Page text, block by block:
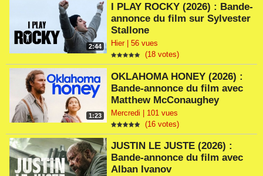
2:44
I PLAY ROCKY (2026) : Bande-
annonce du film sur Sylvester
Stallone
Hier | 56 vues
(18 votes)
1:23
OKLAHOMA HONEY (2026) :
Bande-annonce du film avec
Matthew McConaughey
Mercredi | 101 vues
(16 votes)
JUSTIN LE JUSTE (2026) :
Bande-annonce du film avec
Alban Ivanov